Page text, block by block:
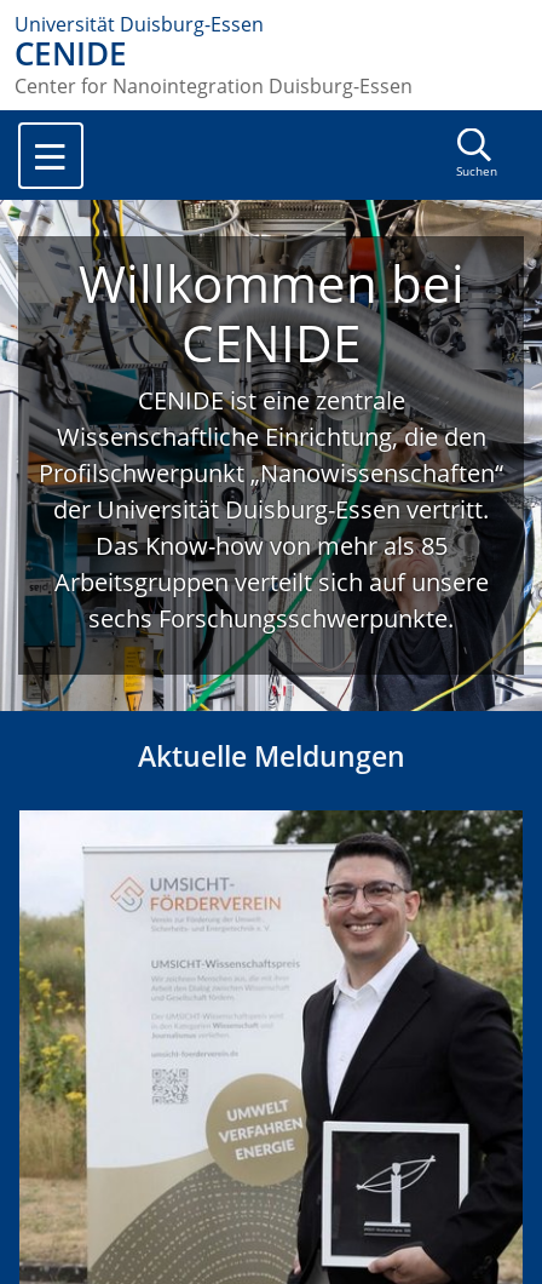
Universität Duisburg-Essen
CENIDE
Center for Nanointegration Duisburg-Essen
Suchen
Willkommen bei
CENIDE
CENIDE ist eine zentrale
Wissenschaftliche Einrichtung, die den
Profilschwerpunkt „Nanowissenschaften“
der Universität Duisburg-Essen vertritt.
Das Know-how von mehr als 85
Arbeitsgruppen verteilt sich auf unsere
sechs Forschungsschwerpunkte.
Aktuelle Meldungen